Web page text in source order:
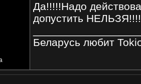
Да!!!!!Надо
допустить
Беларусь любит